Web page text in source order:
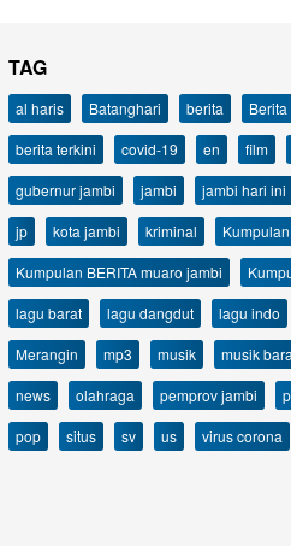
TAG
al haris Batanghari berita
berita terkini
covid-19 en film
gubernur jambi
jambi jambi hari ini
jp
kota jambi kriminal
Kumpulan BERITA muaro jambi
lagu barat
lagu dangdut lagu indo
Merangin
mp3 musik musik
news
olahraga pemprov jambi
pop
situs sv us virus corona